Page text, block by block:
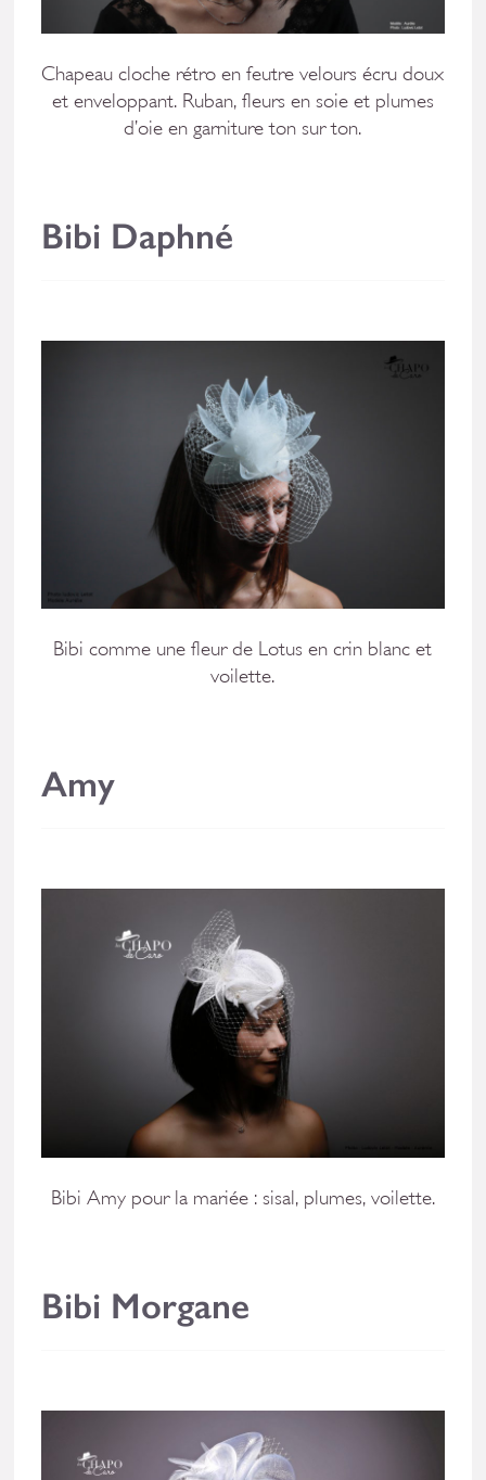
Chapeau cloche rétro en feutre velours écru doux
et enveloppant. Ruban, fleurs en soie et plumes
d’oie en garniture ton sur ton.
Bibi Daphné
Bibi comme une fleur de Lotus en crin blanc et
voilette.
Amy
Bibi Amy pour la mariée : sisal, plumes, voilette.
Bibi Morgane